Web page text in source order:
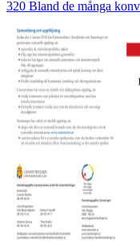
320 Bland de många